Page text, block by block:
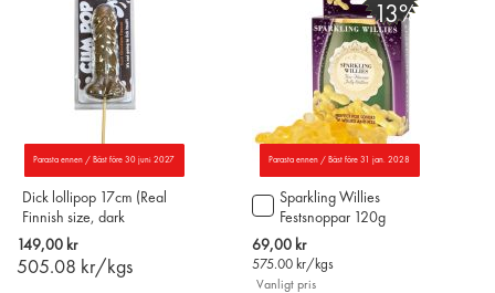
ÖNSKELISTAN
JÄMFÖR ÖNSKELISTAN
JÄMFÖR
Parasta ennen / Bäst före 30 juni 2027
Dick lollipop 17cm (Real
Finnish size, dark
chocolate)
149,00 kr
505.08 kr/kgs
Parasta ennen / Bäst före 31 jan. 2028
-13%
Sparkling Willies
Festsnoppar 120g
Special
Price
69,00 kr
575.00 kr/kgs
Vanligt pris
Lägg
till
i
varukorgen